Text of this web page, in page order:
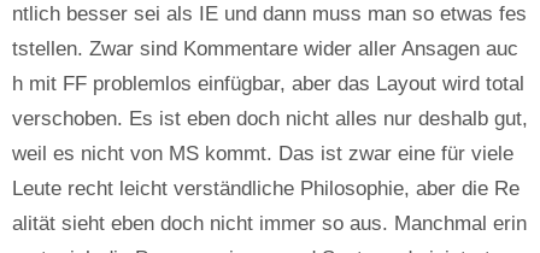
ntlich besser sei als IE und dann muss man so etwas fes
tstellen. Zwar sind Kommentare wider aller Ansagen auc
h mit FF problemlos einfügbar, aber das Layout wird total
verschoben. Es ist eben doch nicht alles nur deshalb gut,
weil es nicht von MS kommt. Das ist zwar eine für viele
Leute recht leicht verständliche Philosophie, aber die Re
alität sieht eben doch nicht immer so aus. Manchmal erin